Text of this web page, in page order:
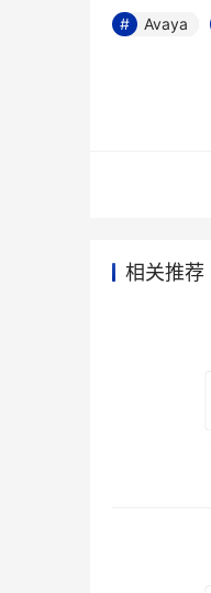
在全球的通
讯设备与技
在合作20
本文来源于
Avaya
相关推荐